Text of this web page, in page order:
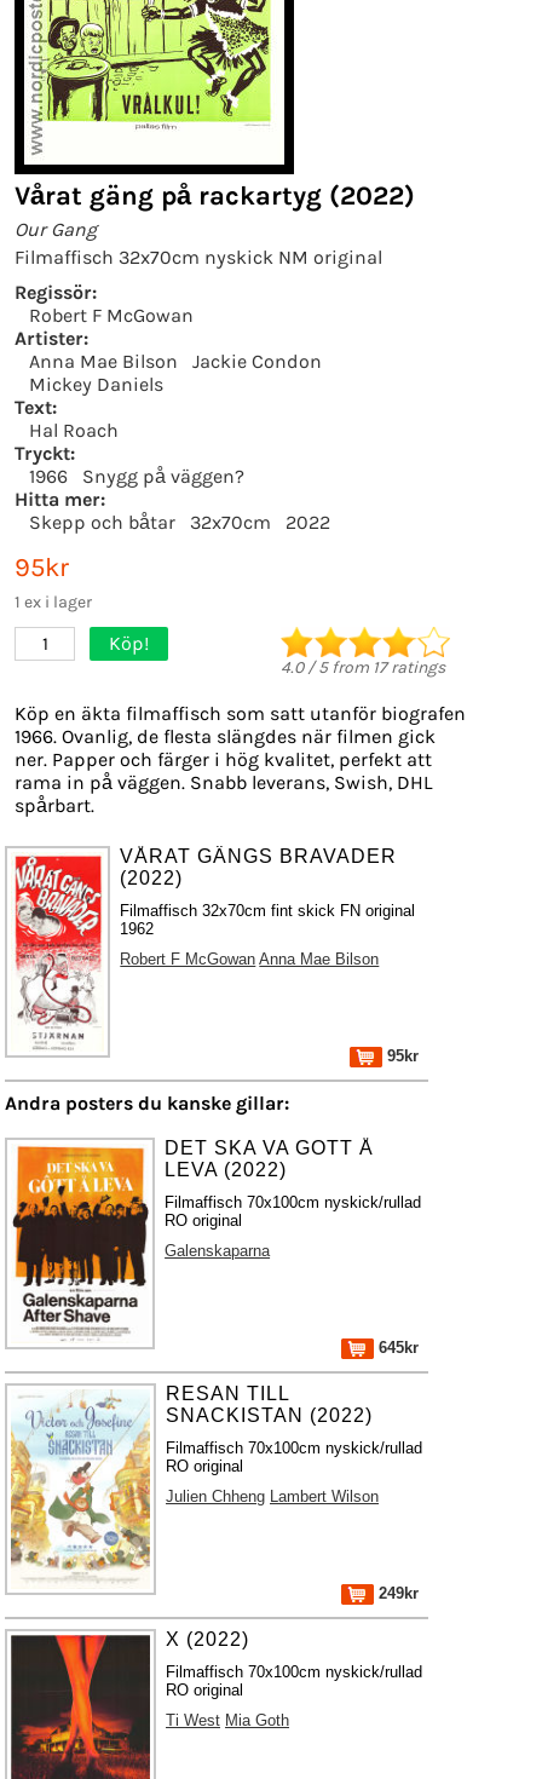
Vårat gäng på rackartyg (2022)
Our Gang
Filmaffisch 32x70cm nyskick NM original
Regissör:
Robert F McGowan
Artister:
Anna Mae Bilson
Jackie Condon
Mickey Daniels
Text:
Hal Roach
Tryckt:
1966
Snygg på väggen?
Hitta mer:
Skepp och båtar
32x70cm 2022
95kr
1 ex i lager
1 Köp!
4.0/5from 17ratings
Köp en äkta filmaffisch som satt utanför biografen
1966. Ovanlig, de flesta slängdes när filmen gick
ner. Papper och färger i hög kvalitet, perfekt att
rama in på väggen. Snabb leverans, Swish, DHL
spårbart.
VÅRAT GÄNGS BRAVADER
(2022)
Filmaffisch 32x70cm fint skick FN original
1962
Robert F McGowan Anna Mae Bilson
95kr
Andra posters du kanske gillar:
DET SKA VA GOTT Å
LEVA (2022)
Filmaffisch 70x100cm nyskick/rullad
RO original
Galenskaparna
645kr
RESAN TILL
SNACKISTAN (2022)
Filmaffisch 70x100cm nyskick/rullad
RO original
Julien Chheng Lambert Wilson
249kr
X (2022)
Filmaffisch 70x100cm nyskick/rullad
RO original
Ti West Mia Goth